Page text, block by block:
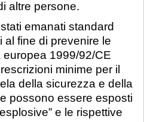
altre persone.
emanati standard
al fine di prevenire le
1999/92/CE
minime per il
della sicurezza e della
possono essere esposti
e le rispettive